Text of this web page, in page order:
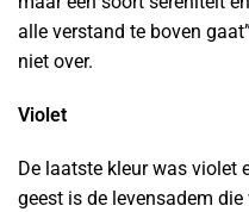
alle verstand te boven
niet over.
Violet
De laatste kleur was violet
geest is de levensadem